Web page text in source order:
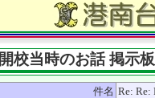
開校当時のお話 掲示
件名 Re: Re: